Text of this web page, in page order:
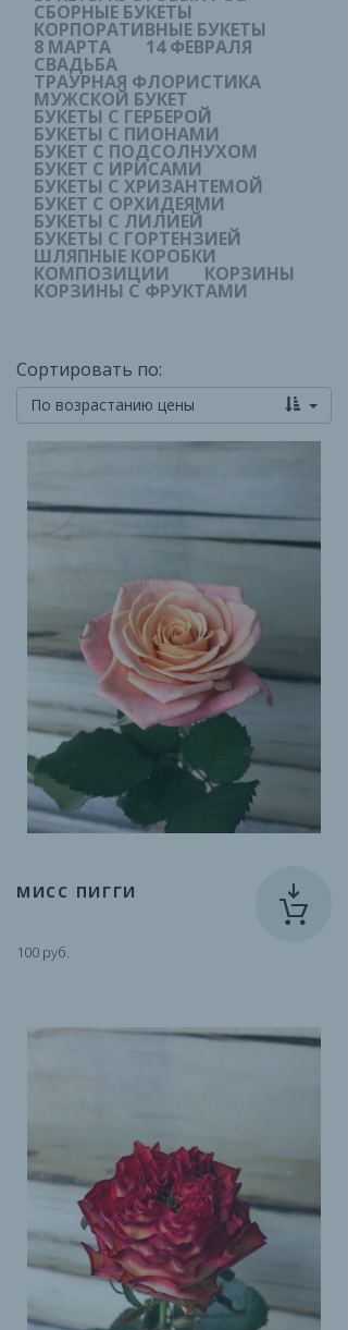
СБОРНЫЕ БУКЕТЫ
КОРПОРАТИВНЫЕ БУКЕТЫ
8 МАРТА 14 ФЕВРАЛЯ
СВАДЬБА
ТРАУРНАЯ ФЛОРИСТИКА
МУЖСКОЙ БУКЕТ
БУКЕТЫ С ГЕРБЕРОЙ
БУКЕТЫ С ПИОНАМИ
БУКЕТ С ПОДСОЛНУХОМ
БУКЕТ С ИРИСАМИ
БУКЕТЫ С ХРИЗАНТЕМОЙ
БУКЕТ С ОРХИДЕЯМИ
БУКЕТЫ С ЛИЛИЕЙ
БУКЕТЫ С ГОРТЕНЗИЕЙ
ШЛЯПНЫЕ КОРОБКИ
КОМПОЗИЦИИ КОРЗИНЫ
КОРЗИНЫ С ФРУКТАМИ
Сортировать по:
По возрастанию цены
МИСС ПИГГИ
100 руб.